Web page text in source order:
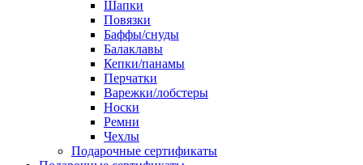
Шапки
Повязки
Баффы/снуды
Балаклавы
Кепки/панамы
Перчатки
Варежки/лобстеры
Носки
Ремни
Чехлы
Подарочные сертификаты